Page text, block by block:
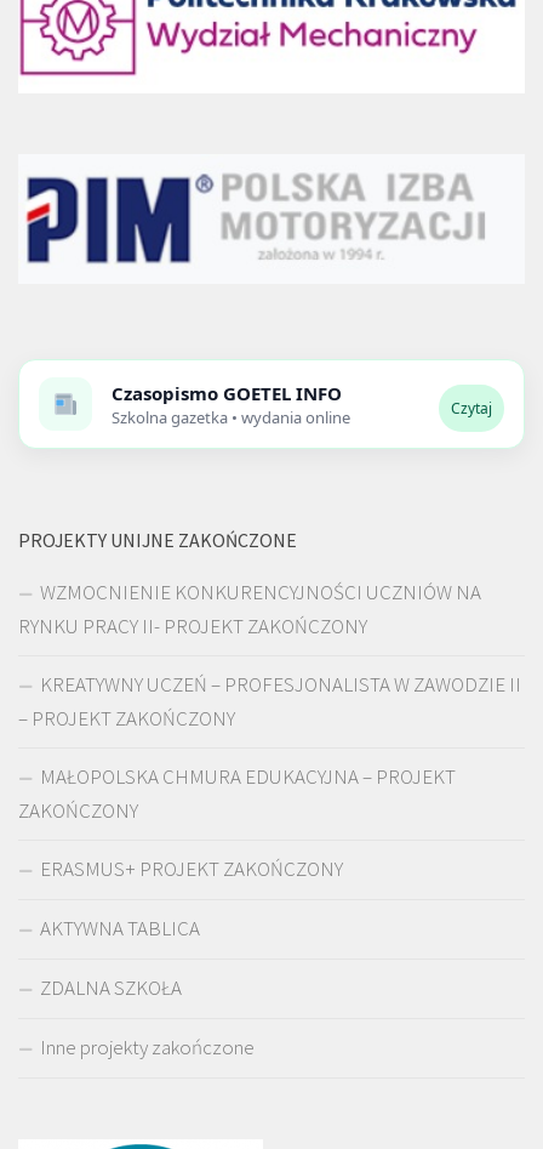
Czasopismo GOETEL INFO
Szkolna gazetka • wydania online Czytaj
PROJEKTY UNIJNE ZAKOŃCZONE
WZMOCNIENIE KONKURENCYJNOŚCI UCZNIÓW NA
RYNKU PRACY II- PROJEKT ZAKOŃCZONY
KREATYWNY UCZEŃ – PROFESJONALISTA W ZAWODZIE II
– PROJEKT ZAKOŃCZONY
MAŁOPOLSKA CHMURA EDUKACYJNA – PROJEKT
ZAKOŃCZONY
ERASMUS+ PROJEKT ZAKOŃCZONY
AKTYWNA TABLICA
ZDALNA SZKOŁA
Inne projekty zakończone